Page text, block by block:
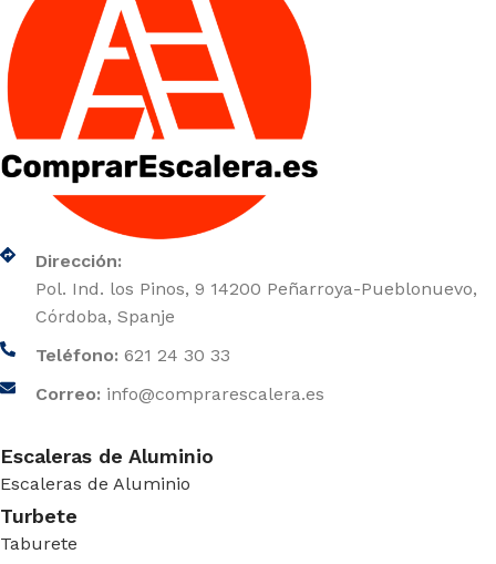
Dirección:
Pol. Ind. los Pinos, 9 14200 Peñarroya-Pueblonuevo,
Córdoba, Spanje
Teléfono: 621 24 30 33
Correo: info@comprarescalera.es
Escaleras de Aluminio
Escaleras de Aluminio
Turbete
Taburete